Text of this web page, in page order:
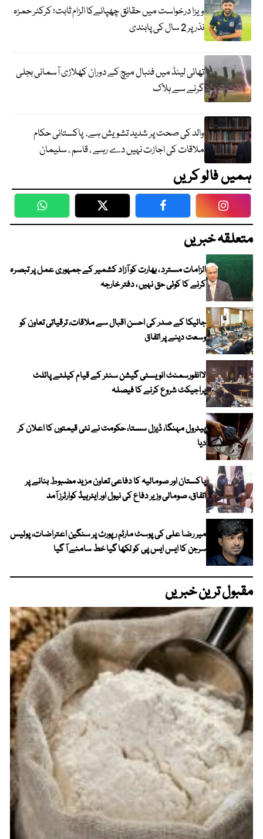
ویزا درخواست میں حقائق چھپانےکا الزام ثابت؛ کرکٹر حمزہ
نذر پر 2 سال کی پابندی
تھائی لینڈ میں فٹبال میچ کے دوران کھلاڑی آسمانی بجلی
گرنے سے ہلاک
والد کی صحت پر شدید تشویش ہے، پاکستانی حکام
ملاقات کی اجازت نہیں دے رہے ، قاسم ، سلیمان
ہمیں فالو کریں
WhatsApp Twitter Facebook
متعلقہ خبریں
الزامات مسترد ، بھارت کو آزاد کشمیر کے جمہوری عمل پر تبصرہ
کرنے کا کوئی حق نہیں ، دفتر خارجہ
جائیکا کے صدر کی احسن اقبال سے ملاقات، ترقیاتی تعاون کو
وسعت دینے پر اتفاق
لاانفورسمنٹ انویسٹی گیشن سنٹر کے قیام کیلئے پائلٹ
پراجیکٹ شروع کرنے کا فیصلہ
پیٹرول مہنگا، ڈیزل سستا، حکومت نے نئی قیمتوں کا اعلان کر
دیا
پاکستان اور صومالیہ کا دفاعی تعاون مزید مضبوط بنانے پر
اتفاق، صومالی وزیر دفاع کی نیول اور ایئرہیڈ کوارٹرز آمد
میر رضا علی کی پوسٹ مارٹم رپورٹ پر سنگین اعتراضات، پولیس
سرجن کا ایس ایس پی کو لکھا گیا خط سامنے آ گیا
مقبول ترین خبریں